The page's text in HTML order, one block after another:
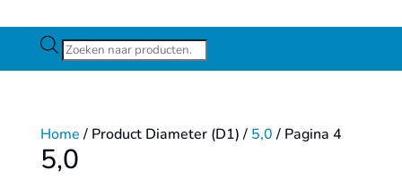
Producten
zoeken
Home/ Product Diameter (D1) / 5,0/ Pagina 4
5,0